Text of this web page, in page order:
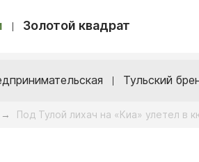
Золотой квадрат
Тульский
→ Под Тулой лихач на «Киа» улетел в